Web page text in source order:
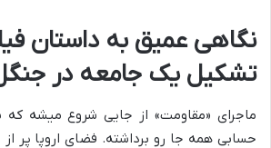
نگاهی عمیق به داستان
تشکیل یک جامعه در
ماجرای «مقاومت» از جایی شروع میشه
حسابی همه جا رو برداشته. فضای اروپا پر